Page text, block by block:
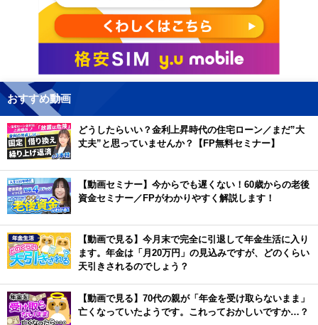
おすすめ動画
どうしたらいい？金利上昇時代の住宅ローン／まだ”大
丈夫”と思っていませんか？【FP無料セミナー】
【動画セミナー】今からでも遅くない！60歳からの老後
資金セミナー／FPがわかりやすく解説します！
【動画で見る】今月末で完全に引退して年金生活に入り
ます。年金は「月20万円」の見込みですが、どのくらい
天引きされるのでしょう？
【動画で見る】70代の親が「年金を受け取らないまま」
亡くなっていたようです。これっておかしいですか…？